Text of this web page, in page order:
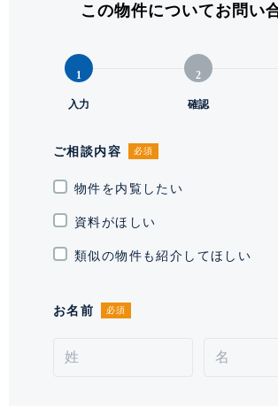
バルコニー関連 3.99㎡
階建 / 所在階 地上5階 地下1階建 / 2
構造 / 総戸数 鉄骨鉄筋コンクリー
2013年11月
敷地権利 所有権
現況
賃貸中 / オーナーチェ
45万円（表面利回り
この物件についてお問い
1
入力
2
確認
ご相談内容 必須
物件を内覧したい
資料がほしい
類似の物件も紹介してほしい
お名前 必須